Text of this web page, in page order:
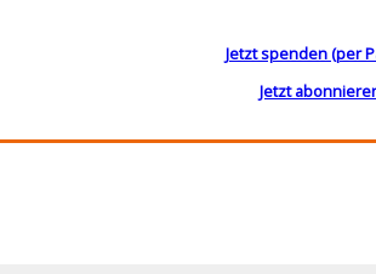
Jetzt spenden (per
Jetzt